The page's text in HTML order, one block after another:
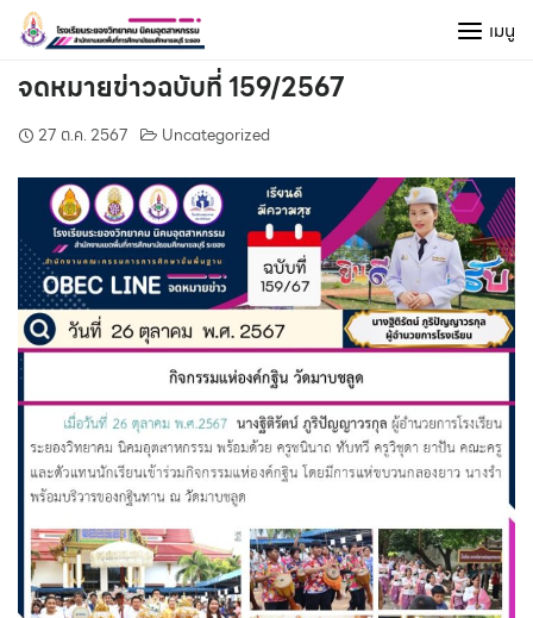
Skip
content
เมนู
จดหมายข่าวฉบับที่ 159/2567
27 ต.ค. 2567 Uncategorized